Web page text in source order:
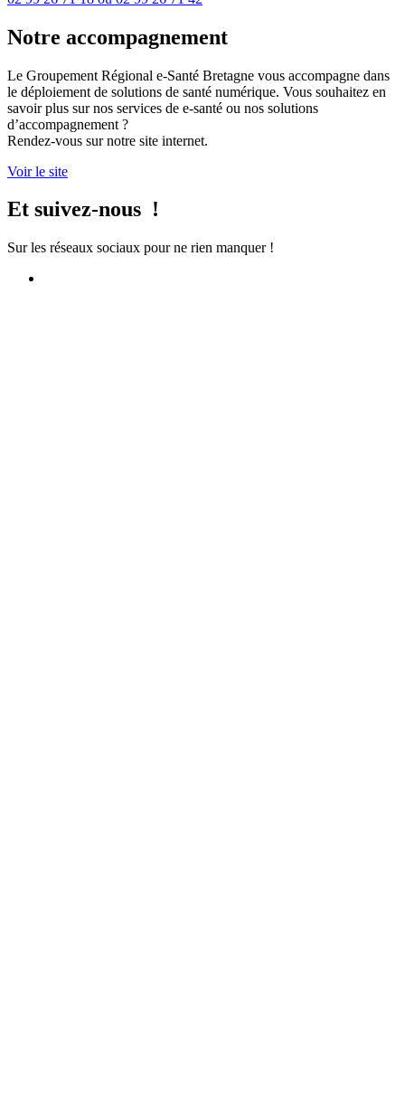
Notre accompagnement
Le Groupement Régional e-Santé Bretagne vous accompagne dans
le déploiement de solutions de santé numérique. Vous souhaitez en
savoir plus sur nos services de e-santé ou nos solutions
d’accompagnement ?
Rendez-vous sur notre site internet.
Voir le site
Et suivez-nous !
Sur les réseaux sociaux pour ne rien manquer !